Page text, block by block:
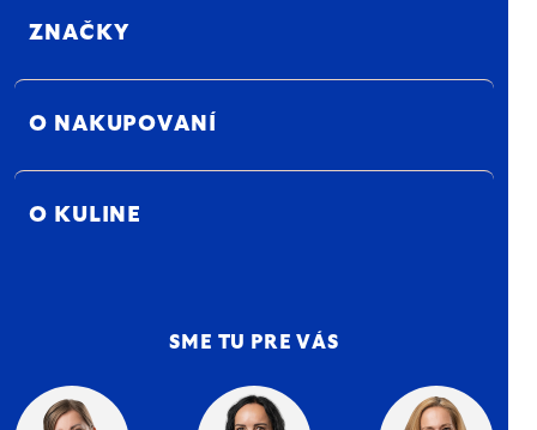
ZNAČKY
O NAKUPOVANÍ
O KULINE
SME TU PRE VÁS